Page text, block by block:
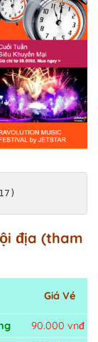
địa (tham
Giá Vé
90.000 vnđ